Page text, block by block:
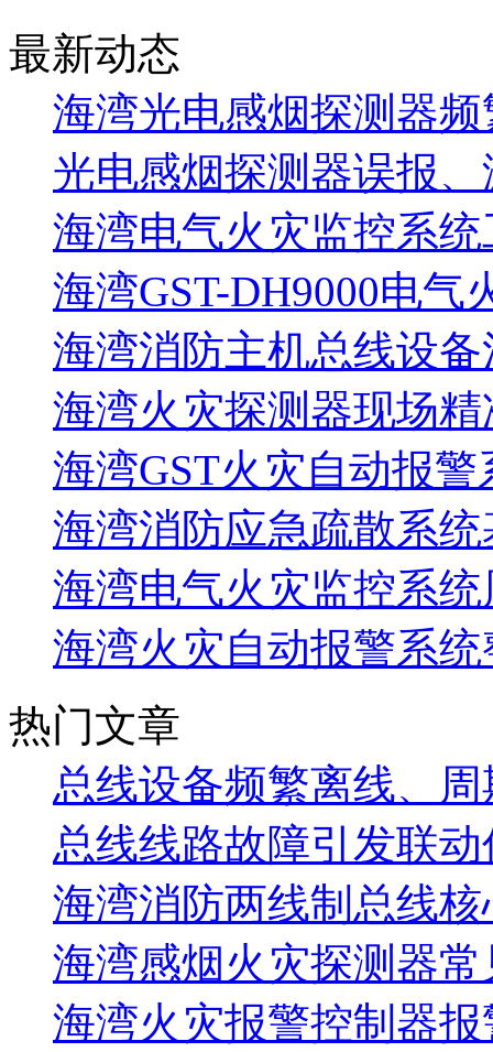
最新动态
海湾光电感烟探测器
光电感烟探测器误报
海湾电气火灾监控系统
海湾GST-DH9000电气
海湾消防主机总线设备
海湾火灾探测器现场
海湾GST火灾自动报警
海湾消防应急疏散系统
海湾电气火灾监控系
海湾火灾自动报警系
热门文章
总线设备频繁离线、
总线线路故障引发联
海湾消防两线制总线
海湾感烟火灾探测器
海湾火灾报警控制器报